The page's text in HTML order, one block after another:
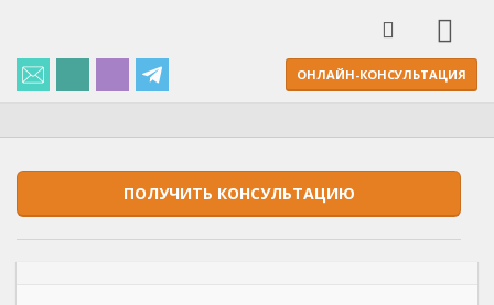
ОНЛАЙН-КОНСУЛЬТАЦИЯ
ПОЛУЧИТЬ КОНСУЛЬТАЦИЮ